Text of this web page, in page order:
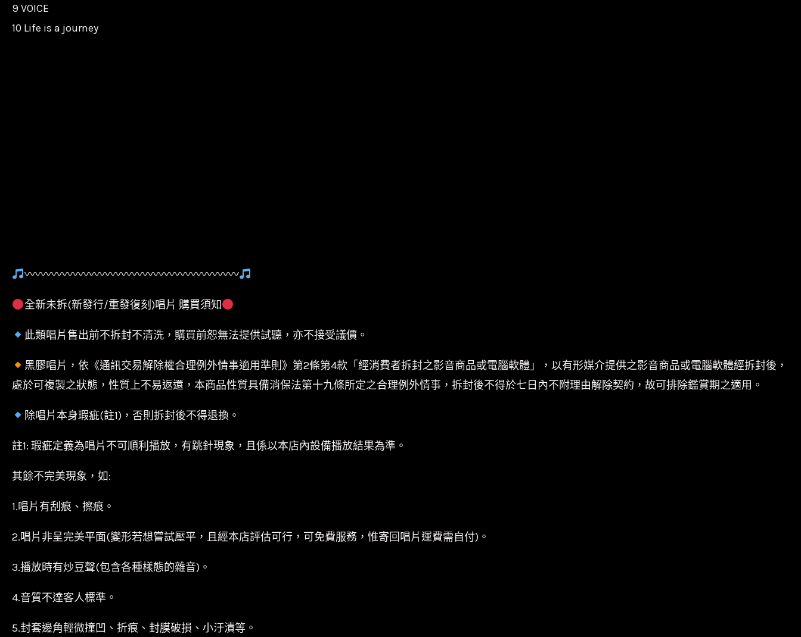
9 VOICE
10 Life is a journey
〰〰〰〰〰〰〰〰〰〰〰〰〰〰〰〰〰〰〰〰
全新未拆(新發行/重發復刻)唱片 購買須知
此類唱片售出前不拆封不清洗，購買前恕無法提供試聽，亦不接受議價。
黑膠唱片，依《通訊交易解除權合理例外情事適用準則》第2條第4款「經消費者拆封之影音商品或電腦軟體」，以有形媒介提供之影音商品或電腦軟體經拆封後，
處於可複製之狀態，性質上不易返還，本商品性質具備消保法第十九條所定之合理例外情事，拆封後不得於七日內不附理由解除契約，故可排除鑑賞期之適用。
除唱片本身瑕疵(註1)，否則拆封後不得退換。
註1: 瑕疵定義為唱片不可順利播放，有跳針現象，且係以本店內設備播放結果為準。
其餘不完美現象，如:
1.唱片有刮痕、擦痕。
2.唱片非呈完美平面(變形若想嘗試壓平，且經本店評估可行，可免費服務，惟寄回唱片運費需自付)。
3.播放時有炒豆聲(包含各種樣態的雜音)。
4.音質不達客人標準。
5.封套邊角輕微撞凹、折痕、封膜破損、小汙漬等。